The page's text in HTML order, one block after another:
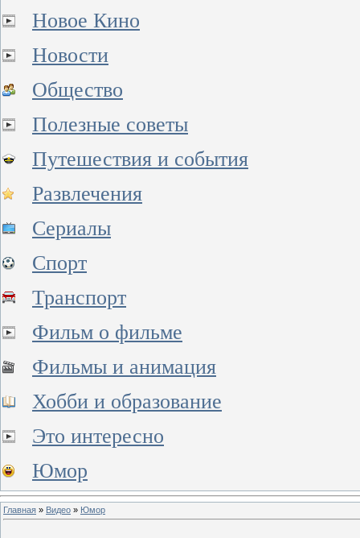
Новое Кино
Новости
Общество
Полезные советы
Путешествия и события
Развлечения
Сериалы
Спорт
Транспорт
Фильм о фильме
Фильмы и анимация
Хобби и образование
Это интересно
Юмор
Главная » Видео » Юмор